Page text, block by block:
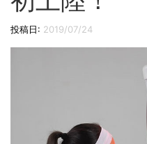
投稿日: 2019/07/24